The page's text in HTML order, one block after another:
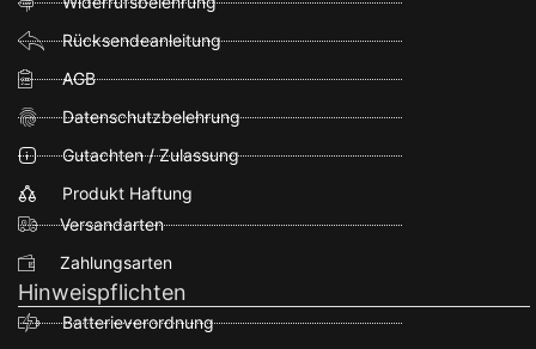
Rücksendeanleitung
AGB
Datenschutzbelehrung
Gutachten / Zulassung
Produkt Haftung
Versandarten
Zahlungsarten
Hinweispflichten
Batterieverordnung